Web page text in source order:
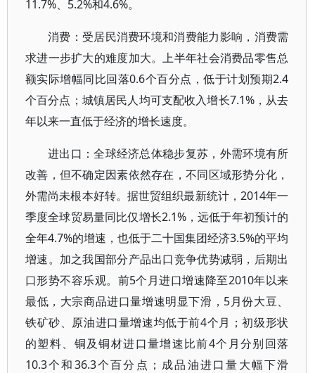
11.7%、5.2%和4.6%。
消费：受居民消费环境和消费能力影响，消费需
求进一步扩大的难度加大。上半年社会消费品零售总
额实际增幅同比回落0.6个百分点，低于计划预期2.4
个百分点；城镇居民人均可支配收入增长7.1%，从去
年以来一直低于经济的增长速度。
进出口：全球经济总体稳步复苏，外需环境有所
改善，但不确定因素依然存在，不同区域形势分化，
外需尚未根本好转。据世贸组织最新统计，2014年一
季度全球贸易量同比仅增长2.1%，远低于年初预计的
全年4.7%的增速，也低于二十国集团经济3.5%的平均
增速。加之我国部分产品出口竞争优势减弱，后期出
口形势不容乐观。前5个月进口增速降至2010年以来
最低，大宗商品进口量增速明显下滑，5月份大豆、
铁矿砂、原油进口量增速均低于前4个月；初级形状
的塑料、铜及铜材进口量增速比前4个月分别回落
10.3个和36.3个百分点；成品油进口量大幅下滑